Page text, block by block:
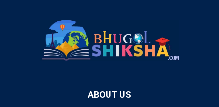
ABOUT US